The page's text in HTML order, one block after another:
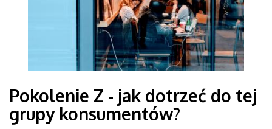
Pokolenie Z - jak dotrzeć do tej
grupy konsumentów?